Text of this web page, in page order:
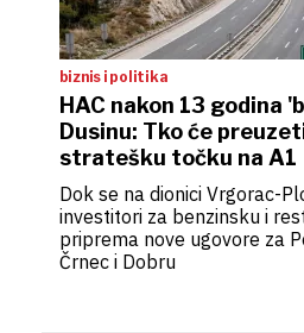
biznis i politika
HAC nakon 13 godina
Dusinu: Tko će
stratešku točku na A1
Dok se na dionici Vrgorac-
investitori za benzinsku i
priprema nove ugovore za
Črnec i Dobru